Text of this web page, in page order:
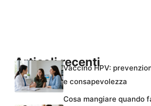
Articoli recenti
Vaccino HPV:
e consapevolezza
Cosa mangiare quando